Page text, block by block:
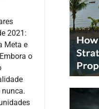
2021:
Meta e
o